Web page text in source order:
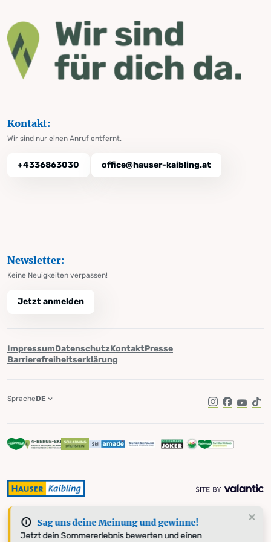
Sag uns deine Meinung und gewinne!
Jetzt dein Sommererlebnis bewerten und einen
Kontakt:
Wir sind nur einen Anruf entfernt.
+4336863030 office@hauser-kaibling.at
Newsletter:
Keine Neuigkeiten verpassen!
Jetzt anmelden
ImpressumDatenschutzKontaktPresse
Barrierefreiheitserklärung
Instagram
Facebook
SpracheDE